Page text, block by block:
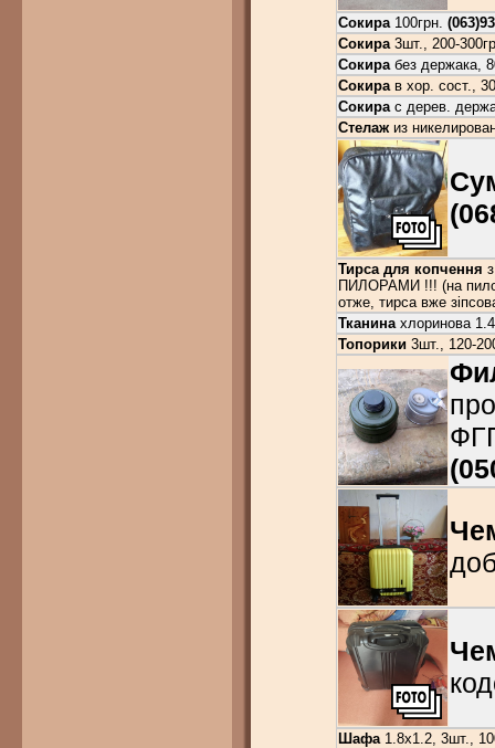
Сокира100грн.
Сокира3шт., 200-
Сокирабез держака,
Сокирав хор. сост.,
Сокирас дерев.
Стелажиз
Тирса для копчення
ПИЛОРАМИ !!! (на
отже, тирса вже
Тканинахлоринова
Топорики3шт., 120-
Шафа1.8х1.2, 3шт.,